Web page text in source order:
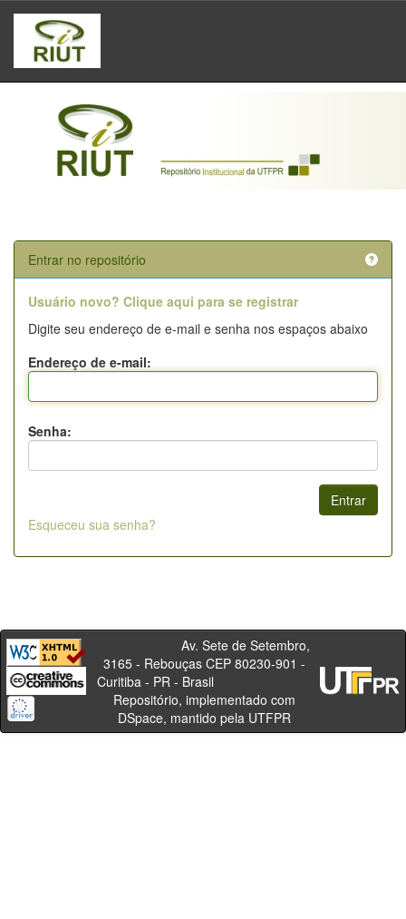
Skip
navigation
Entrar no repositório
Usuário novo? Clique aqui para se registrar
Digite seu endereço de e-mail e senha nos espaços abaixo
Endereço de e-mail:
Senha:
Esqueceu sua senha?
Av. Sete de Setembro,
3165 - Rebouças CEP 80230-901 -
Curitiba - PR - Brasil
Repositório, implementado com
DSpace, mantido pela UTFPR